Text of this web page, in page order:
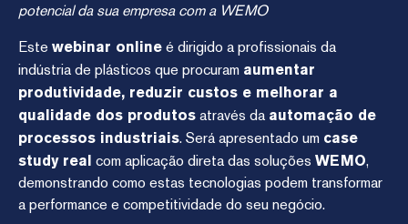
potencial da sua empresa com a WEMO
Este webinar online é dirigido a profissionais da
indústria de plásticos que procuram aumentar
produtividade, reduzir custos e melhorar a
qualidade dos produtos através da automação de
processos industriais. Será apresentado um case
study real com aplicação direta das soluções WEMO,
demonstrando como estas tecnologias podem transformar
a performance e competitividade do seu negócio.